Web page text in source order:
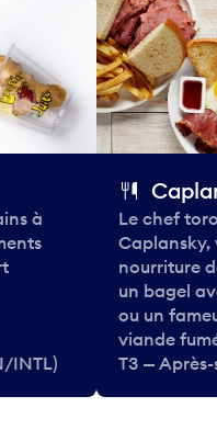
à
INTL)
Le chef
Caplansky,
nourriture
un bagel
ou un
viande
T3 —